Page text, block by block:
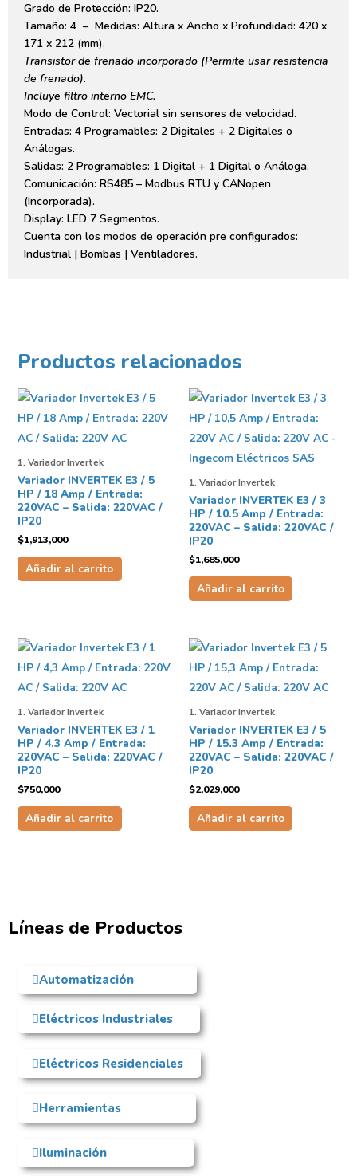
Grado de Protección: IP20.
Tamaño: 4 – Medidas: Altura x Ancho x Profundidad: 420 x
171 x 212 (mm).
Transistor de frenado incorporado (Permite usar resistencia
de frenado).
Incluye filtro interno EMC.
Modo de Control: Vectorial sin sensores de velocidad.
Entradas: 4 Programables: 2 Digitales + 2 Digitales o
Análogas.
Salidas: 2 Programables: 1 Digital + 1 Digital o Análoga.
Comunicación: RS485 – Modbus RTU y CANopen
(Incorporada).
Display: LED 7 Segmentos.
Cuenta con los modos de operación pre configurados:
Industrial | Bombas | Ventiladores.
Productos relacionados
1. Variador Invertek
Variador INVERTEK E3 / 5
HP / 18 Amp / Entrada:
220VAC – Salida: 220VAC /
IP20
$1,913,000
Añadir al carrito
1. Variador Invertek
Variador INVERTEK E3 / 3
HP / 10.5 Amp / Entrada:
220VAC – Salida: 220VAC /
IP20
$1,685,000
Añadir al carrito
1. Variador Invertek
Variador INVERTEK E3 / 1
HP / 4.3 Amp / Entrada:
220VAC – Salida: 220VAC /
IP20
$750,000
Añadir al carrito
1. Variador Invertek
Variador INVERTEK E3 / 5
HP / 15.3 Amp / Entrada:
220VAC – Salida: 220VAC /
IP20
$2,029,000
Añadir al carrito
Líneas de Productos
Automatización
Eléctricos Industriales
Eléctricos Residenciales
Herramientas
Iluminación